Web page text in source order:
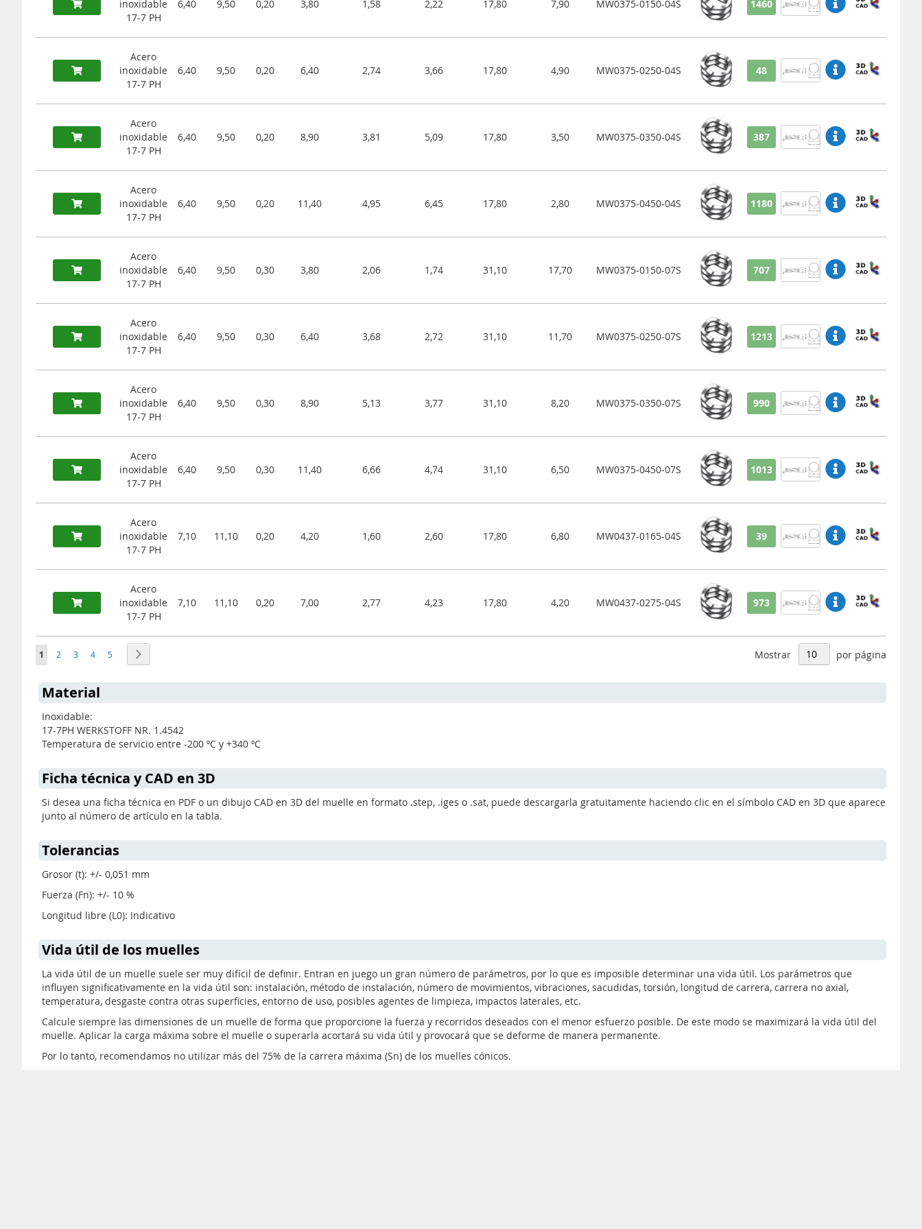
inoxidable
17-7 PH
6,40 9,50 0,20 3,80 1,58 2,22 17,80 7,90 MW0375-0150-04S 1460
Acero
inoxidable
17-7 PH
6,40 9,50 0,20 6,40 2,74 3,66 17,80 4,90 MW0375-0250-04S 48
Acero
inoxidable
17-7 PH
6,40 9,50 0,20 8,90 3,81 5,09 17,80 3,50 MW0375-0350-04S 387
Acero
inoxidable
17-7 PH
6,40 9,50 0,20 11,40 4,95 6,45 17,80 2,80 MW0375-0450-04S 1180
Acero
inoxidable
17-7 PH
6,40 9,50 0,30 3,80 2,06 1,74 31,10 17,70 MW0375-0150-07S 707
Acero
inoxidable
17-7 PH
6,40 9,50 0,30 6,40 3,68 2,72 31,10 11,70 MW0375-0250-07S 1213
Acero
inoxidable
17-7 PH
6,40 9,50 0,30 8,90 5,13 3,77 31,10 8,20 MW0375-0350-07S 990
Acero
inoxidable
17-7 PH
6,40 9,50 0,30 11,40 6,66 4,74 31,10 6,50 MW0375-0450-07S 1013
Acero
inoxidable
17-7 PH
7,10 11,10 0,20 4,20 1,60 2,60 17,80 6,80 MW0437-0165-04S 39
Acero
inoxidable
17-7 PH
7,10 11,10 0,20 7,00 2,77 4,23 17,80 4,20 MW0437-0275-04S 973
Página
Actualmente estás leyendo página
1 Página
2 Página
3 Página
4 Página
5 Mostrar por página
Material
Inoxidable:
17-7PH WERKSTOFF NR. 1.4542
Temperatura de servicio entre -200 ºC y +340 ºC
Ficha técnica y CAD en 3D
Si desea una ficha técnica en PDF o un dibujo CAD en 3D del muelle en formato .step, .iges o .sat, puede descargarla gratuitamente haciendo clic en el símbolo CAD en 3D que aparece
junto al número de artículo en la tabla.
Tolerancias
Grosor (t): +/- 0,051 mm
Fuerza (Fn): +/- 10 %
Longitud libre (L0): Indicativo
Vida útil de los muelles
La vida útil de un muelle suele ser muy difícil de definir. Entran en juego un gran número de parámetros, por lo que es imposible determinar una vida útil. Los parámetros que
influyen significativamente en la vida útil son: instalación, método de instalación, número de movimientos, vibraciones, sacudidas, torsión, longitud de carrera, carrera no axial,
temperatura, desgaste contra otras superficies, entorno de uso, posibles agentes de limpieza, impactos laterales, etc.
Calcule siempre las dimensiones de un muelle de forma que proporcione la fuerza y recorridos deseados con el menor esfuerzo posible. De este modo se maximizará la vida útil del
muelle. Aplicar la carga máxima sobre el muelle o superarla acortará su vida útil y provocará que se deforme de manera permanente.
Por lo tanto, recomendamos no utilizar más del 75% de la carrera máxima (Sn) de los muelles cónicos.